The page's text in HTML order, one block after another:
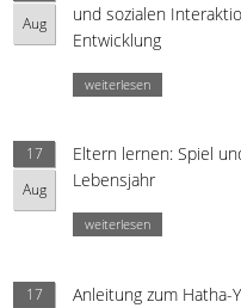
Aug
und sozialen
Entwicklung
weiterlesen
17
Aug
Eltern lernen: Spiel
Lebensjahr
weiterlesen
17
Anleitung zum Hatha-